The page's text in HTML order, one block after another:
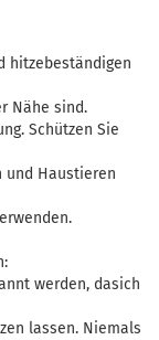
hitzebeständigen
Nähe sind.
Schützen Sie
und Haustieren
werden, dasich
lassen. Niemals